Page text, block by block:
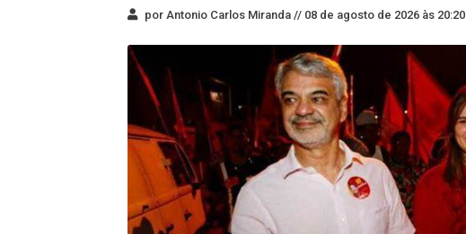
por Antonio Carlos Miranda // 08 de agosto de 2026 às 20:20